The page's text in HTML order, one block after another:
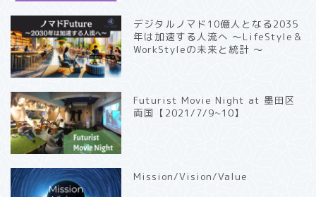
デジタルノマド10億人となる2035
年は加速する人流へ 〜LifeStyle＆
WorkStyleの未来と統計 〜
Futurist Movie Night at 墨田区
両国【2021/7/9~10】
Mission/Vision/Value